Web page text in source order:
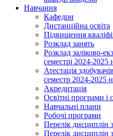
Навчання
Кафедри
Дистанційна освіта
Підвищення
Розклад занять
Розклад заліково-
семестрі 2024-2025
Атестація
семестр 2024-2025
Акредитація
Освітні програми і
Навчальні плани
Робочі програми
Перелік дисциплін
Перелік дисциплін